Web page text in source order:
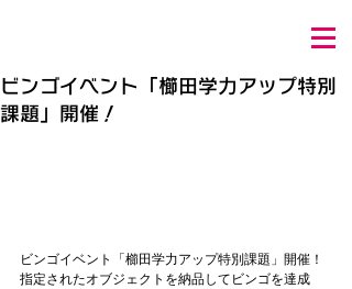
ビンゴイベント「櫛田学力アップ特別
課題」開催！
ビンゴイベント「櫛田学力アップ特別課題」開催！
指定されたオブジェクトを納品してビンゴを達成